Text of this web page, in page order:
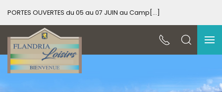
PORTES OUVERTES du 05 au 07 JUIN au Camp[...]